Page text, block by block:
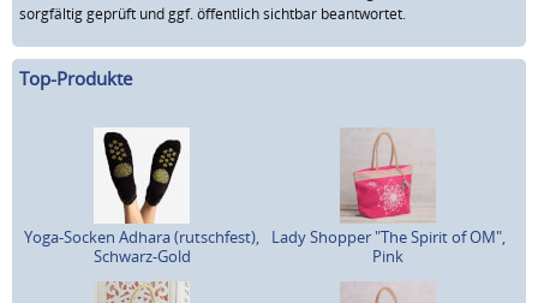
sorgfältig geprüft und ggf. öffentlich sichtbar beantwortet.
Top-Produkte
Yoga-Socken Adhara (rutschfest),
Schwarz-Gold
Lady Shopper "The Spirit of OM",
Pink